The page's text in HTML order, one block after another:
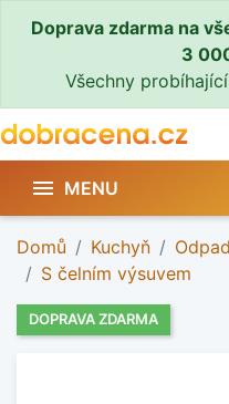
Doprava zdarma na
3
Všechny
 MENU
Domů Kuchyň
S čelním výsuvem
DOPRAVA ZDARMA